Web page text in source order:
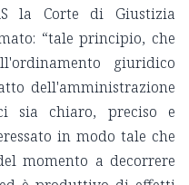
la Corte di Giustizia
“tale principio, che
giuridico
dell'amministrazione
sia chiaro, preciso e
in modo tale che
momento a decorrere